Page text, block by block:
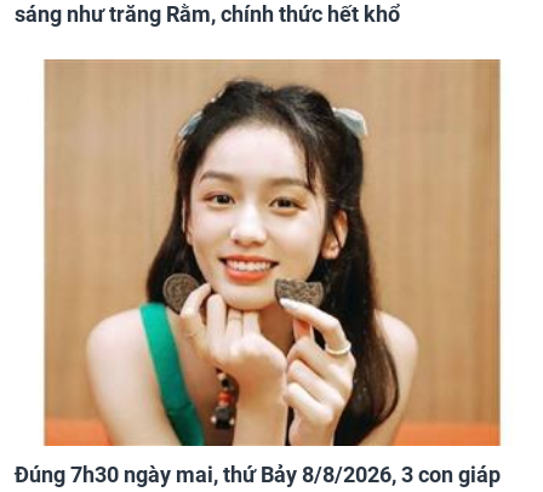
sáng như trăng Rằm, chính thức hết khổ
Đúng 7h30 ngày mai, thứ Bảy 8/8/2026, 3 con giáp